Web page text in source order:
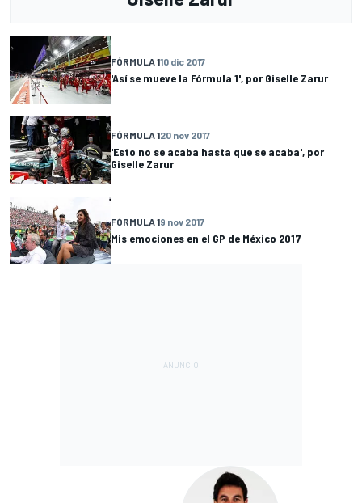
FÓRMULA 110 dic 2017
'Así se mueve la Fórmula 1', por Giselle Zarur
FÓRMULA 120 nov 2017
'Esto no se acaba hasta que se acaba', por
Giselle Zarur
FÓRMULA 19 nov 2017
Mis emociones en el GP de México 2017